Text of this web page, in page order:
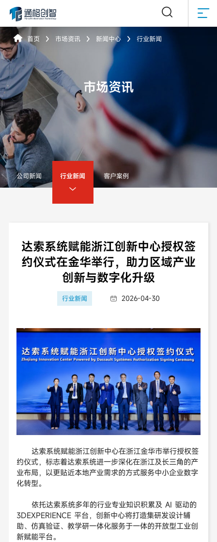


 首页  市场资讯  新闻中心  行业新闻
市场资讯
公司新闻 行业新闻

客户案例
达索系统赋能浙江创新中心授权签
约仪式在金华举行，助力区域产业
创新与数字化升级
行业新闻  2026-04-30
达索系统赋能浙江创新中心在浙江金华市举行授权签
约仪式，标志着达索系统进一步深化在浙江及长三角的产
业布局，以更贴近本地产业需求的方式服务中小企业数字
化转型。
依托达索系统多年的行业专业知识积累及 AI 驱动的
3DEXPERIENCE 平台，创新中心将打造集研发设计辅
助、仿真验证、教学研一体化服务于一体的开放型工业创
新赋能平台。